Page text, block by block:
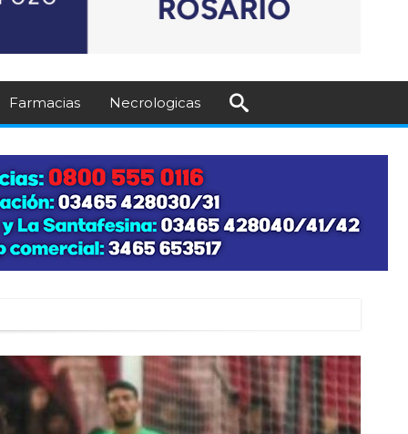
Farmacias Necrologicas